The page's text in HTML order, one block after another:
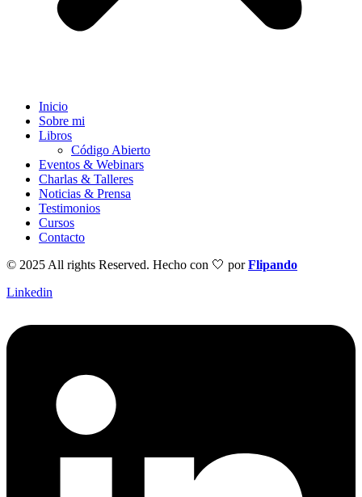
Inicio
Sobre mi
Libros
Código Abierto
Eventos & Webinars
Charlas & Talleres
Noticias & Prensa
Testimonios
Cursos
Contacto
© 2025 All rights Reserved. Hecho con 🤍 porFlipando
Linkedin